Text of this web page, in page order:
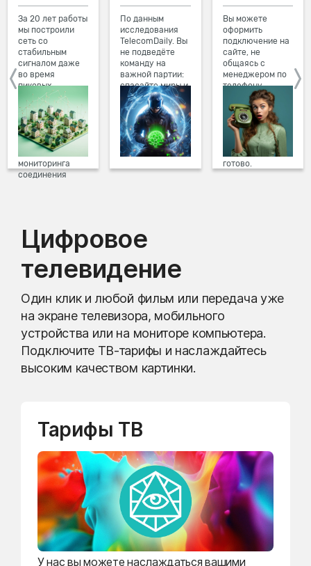
За 20 лет работы
мы построили
сеть со
стабильным
сигналом даже
во время
пиковых
нагрузок в
вечернее время.
Мы постоянно
обновляем наше
оборудование в
домах, а система
мониторинга
соединения
По данным
исследования
TelecomDaily. Вы
не подведёте
команду на
важной партии:
спасайте миры и
побеждайте с
друзьями в
онлайн-играх.
Вы можете
оформить
подключение на
сайте, не
общаясь с
менеджером по
телефону.
Просто в три
клика заполните
форму заявки на
сайте, выберите
дату и время
подключения,
готово.
Цифровое
телевидение
Один клик и любой фильм или передача уже
на экране телевизора, мобильного
устройства или на мониторе компьютера.
Подключите ТВ-тарифы и наслаждайтесь
высоким качеством картинки.
Тарифы ТВ
У нас вы можете наслаждаться вашими